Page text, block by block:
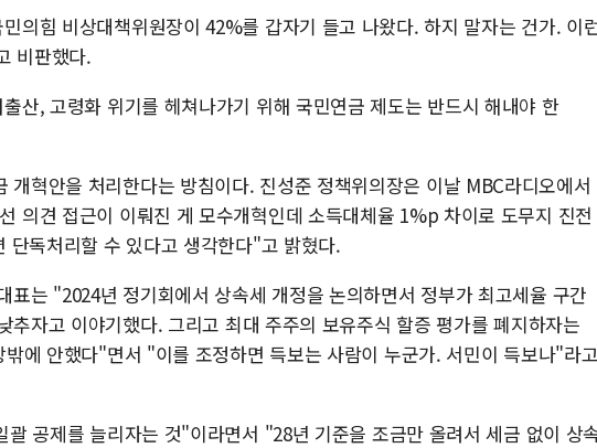
의힘 비상대책위원장이 42%를 갑자기 들고 나왔다. 하지 말자는 건가. 이
비판했다.
산, 고령화 위기를 헤쳐나가기 위해 국민연금 제도는 반드시 해내야 한
개혁안을 처리한다는 방침이다. 진성준 정책위의장은 이날 MBC라디오에서
의견 접근이 이뤄진 게 모수개혁인데 소득대체율 1%p 차이로 도무지 진전
단독처리할 수 있다고 생각한다"고 밝혔다.
표는 "2024년 정기회에서 상속세 개정을 논의하면서 정부가 최고세율 구간
자고 이야기했다. 그리고 최대 주주의 보유주식 할증 평가를 폐지하자는
에 안했다"면서 "이를 조정하면 득보는 사람이 누군가. 서민이 득보나"라고
공제를 늘리자는 것"이라면서 "28년 기준을 조금만 올려서 세금 없이 상